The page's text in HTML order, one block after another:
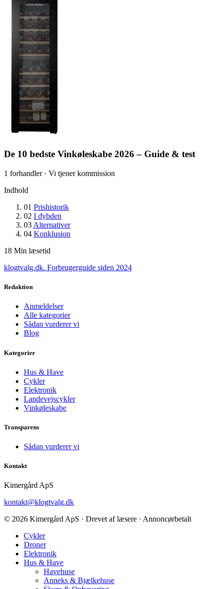
De 10 bedste Vinkøleskabe 2026 – Guide & test
1 forhandler · Vi tjener kommission
Indhold
01 Prishistorik
02 I dybden
03 Alternativer
04 Konklusion
18 Min læsetid
klogtvalg.dk. Forbrugerguide siden 2024
Redaktion
Anmeldelser
Alle kategorier
Sådan vurderer vi
Blog
Kategorier
Hus & Have
Cykler
Elektronik
Landevejscykler
Vinkøleskabe
Transparens
Sådan vurderer vi
Kontakt
Kimergård ApS
kontakt@klogtvalg.dk
© 2026 Kimergård ApS · Drevet af læsere · Annoncørbetalt
Cykler
Droner
Elektronik
Hus & Have
Havehuse
Anneks & Bjælkehuse